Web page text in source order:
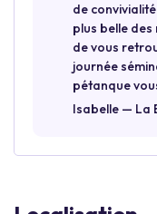
de
plus belle
de vous
journée
pétanque
Isabelle — La